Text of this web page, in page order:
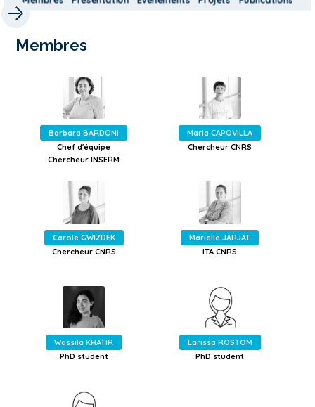
Membres
Barbara BARDONI
Chef d'équipe
Chercheur INSERM
Maria CAPOVILLA
Chercheur CNRS
Carole GWIZDEK
Chercheur CNRS
Marielle JARJAT
ITA CNRS
Wassila KHATIR
PhD student
Larissa ROSTOM
PhD student